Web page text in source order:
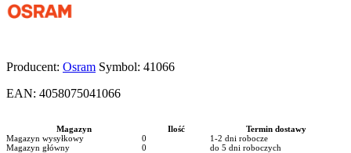
Producent: Osram Symbol: 41066
EAN: 4058075041066
Magazyn Ilość
Termin dostawy
Magazyn wysyłkowy
0
1-2 dni robocze
Magazyn główny
0 do 5 dni roboczych